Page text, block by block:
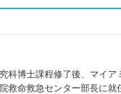
科博士課程修了後、マイ
命救急センター部長に就